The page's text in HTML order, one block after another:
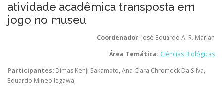
atividade acadêmica transposta em
jogo no museu
Coordenador: José Eduardo A. R. Marian
Área Temática: Ciências Biológicas
Participantes: Dimas Kenji Sakamoto, Ana Clara Chromeck Da Silva,
Eduardo Mineo Iegawa,